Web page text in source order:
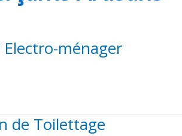
ménager
de Toilettage